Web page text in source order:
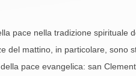
pace nella tradizione spirituale
del mattino, in particolare, sono
pace evangelica: san